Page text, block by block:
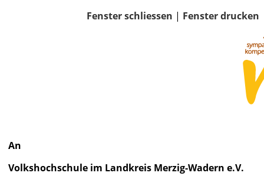
Fenster schliessen | Fenster drucken
An
Volkshochschule im Landkreis Merzig-Wadern e.V.